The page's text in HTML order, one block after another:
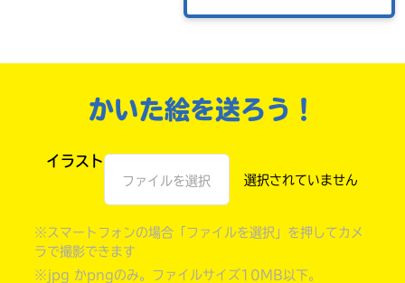
本だなが作れる！
かいた絵を送ろう！
イラスト
ファイルを選択
※スマートフォンの場合「ファイルを選択」を押してカメ
ラで撮影できます
※jpg かpngのみ。ファイルサイズ10MB以下。